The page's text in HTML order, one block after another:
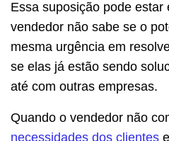
Essa suposição pode estar
vendedor não sabe se o
mesma urgência em
se elas já estão sendo
até com outras empresas.
Quando o vendedor não
necessidades dos clientes